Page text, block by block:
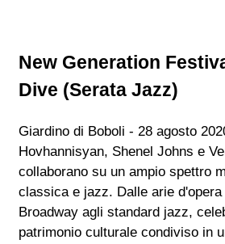
New Generation
Dive (Serata Jazz)
Giardino di Boboli - 28 agosto
Hovhannisyan, Shenel Johns e
collaborano su un ampio spettro
classica e jazz. Dalle arie
Broadway agli standard jazz,
patrimonio culturale condiviso in